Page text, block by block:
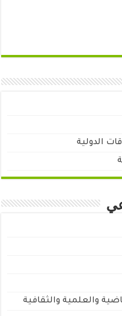
الدولية
والعلمية والثقافية